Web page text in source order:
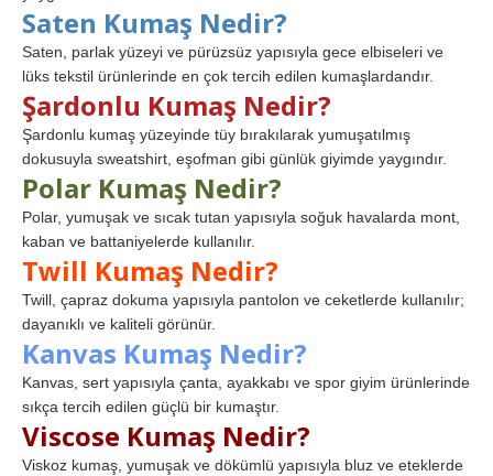
Saten Kumaş Nedir?
Saten, parlak yüzeyi ve pürüzsüz yapısıyla gece elbiseleri ve
lüks tekstil ürünlerinde en çok tercih edilen kumaşlardandır.
Şardonlu Kumaş Nedir?
Şardonlu kumaş yüzeyinde tüy bırakılarak yumuşatılmış
dokusuyla sweatshirt, eşofman gibi günlük giyimde yaygındır.
Polar Kumaş Nedir?
Polar, yumuşak ve sıcak tutan yapısıyla soğuk havalarda mont,
kaban ve battaniyelerde kullanılır.
Twill Kumaş Nedir?
Twill, çapraz dokuma yapısıyla pantolon ve ceketlerde kullanılır;
dayanıklı ve kaliteli görünür.
Kanvas Kumaş Nedir?
Kanvas, sert yapısıyla çanta, ayakkabı ve spor giyim ürünlerinde
sıkça tercih edilen güçlü bir kumaştır.
Viscose Kumaş Nedir?
Viskoz kumaş, yumuşak ve dökümlü yapısıyla bluz ve eteklerde